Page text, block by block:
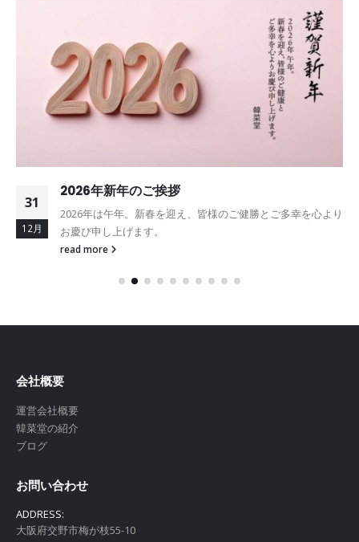
31
12月
2026年新年のご挨拶
2026年は午年。新春を迎え、皆様のご健勝とご多幸を心より
お慶び申し上げます。
read more
会社概要
運営会社概要
韓菜堂の紹介
ブログ
お問い合わせ
ADDRESS:
大阪府交野市梅が枝55-10